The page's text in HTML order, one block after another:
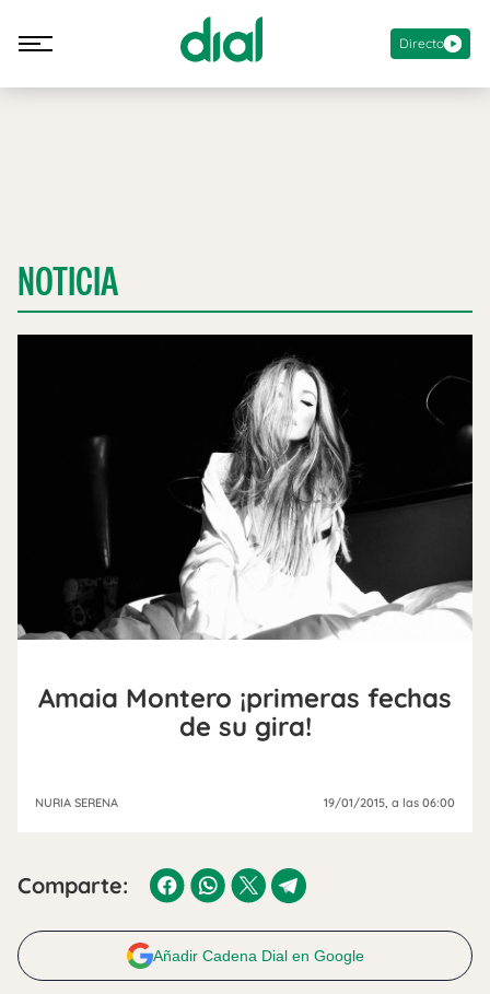
Directo
NOTICIA
Amaia Montero ¡primeras fechas
de su gira!
NURIA SERENA 19/01/2015 , a las 06:00
Comparte:
Añadir Cadena Dial en Google